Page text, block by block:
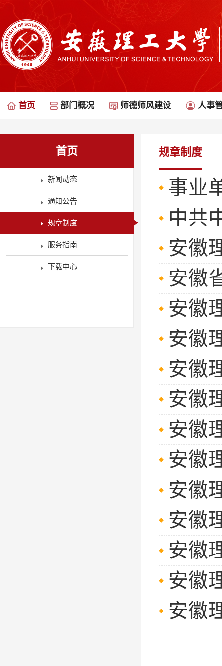
首页 部门概况 师德师风建设 人事
首页
新闻动态
通知公告
规章制度
服务指南
下载中心
规章制度
事业
中共中央
安徽
安徽
安徽
安徽理
安徽
安徽
安徽
安徽
安徽
安徽
安徽
安徽
安徽